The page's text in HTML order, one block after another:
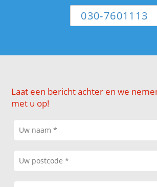
030-7601113
Laat een bericht achter en we
met u op!